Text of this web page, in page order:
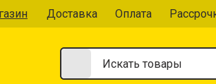
Доставка Оплата